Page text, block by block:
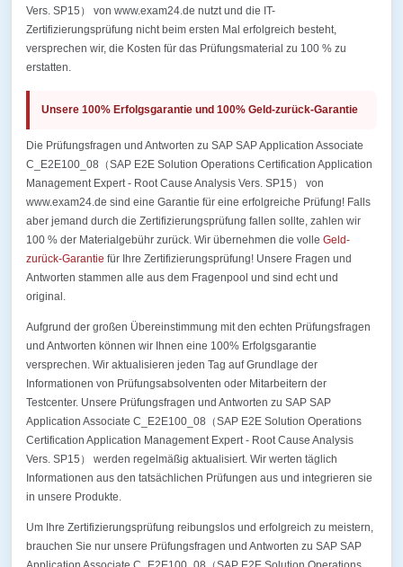
Vers. SP15） von www.exam24.de nutzt und die IT-
Zertifizierungsprüfung nicht beim ersten Mal erfolgreich besteht,
versprechen wir, die Kosten für das Prüfungsmaterial zu 100 % zu
erstatten.
Unsere 100% Erfolgsgarantie und 100% Geld-zurück-Garantie
Die Prüfungsfragen und Antworten zu SAP SAP Application Associate
C_E2E100_08（SAP E2E Solution Operations Certification Application
Management Expert - Root Cause Analysis Vers. SP15） von
www.exam24.de sind eine Garantie für eine erfolgreiche Prüfung! Falls
aber jemand durch die Zertifizierungsprüfung fallen sollte, zahlen wir
100 % der Materialgebühr zurück. Wir übernehmen die volle Geld-
zurück-Garantie für Ihre Zertifizierungsprüfung! Unsere Fragen und
Antworten stammen alle aus dem Fragenpool und sind echt und
original.
Aufgrund der großen Übereinstimmung mit den echten Prüfungsfragen
und Antworten können wir Ihnen eine 100% Erfolgsgarantie
versprechen. Wir aktualisieren jeden Tag auf Grundlage der
Informationen von Prüfungsabsolventen oder Mitarbeitern der
Testcenter. Unsere Prüfungsfragen und Antworten zu SAP SAP
Application Associate C_E2E100_08（SAP E2E Solution Operations
Certification Application Management Expert - Root Cause Analysis
Vers. SP15） werden regelmäßig aktualisiert. Wir werten täglich
Informationen aus den tatsächlichen Prüfungen aus und integrieren sie
in unsere Produkte.
Um Ihre Zertifizierungsprüfung reibungslos und erfolgreich zu meistern,
brauchen Sie nur unsere Prüfungsfragen und Antworten zu SAP SAP